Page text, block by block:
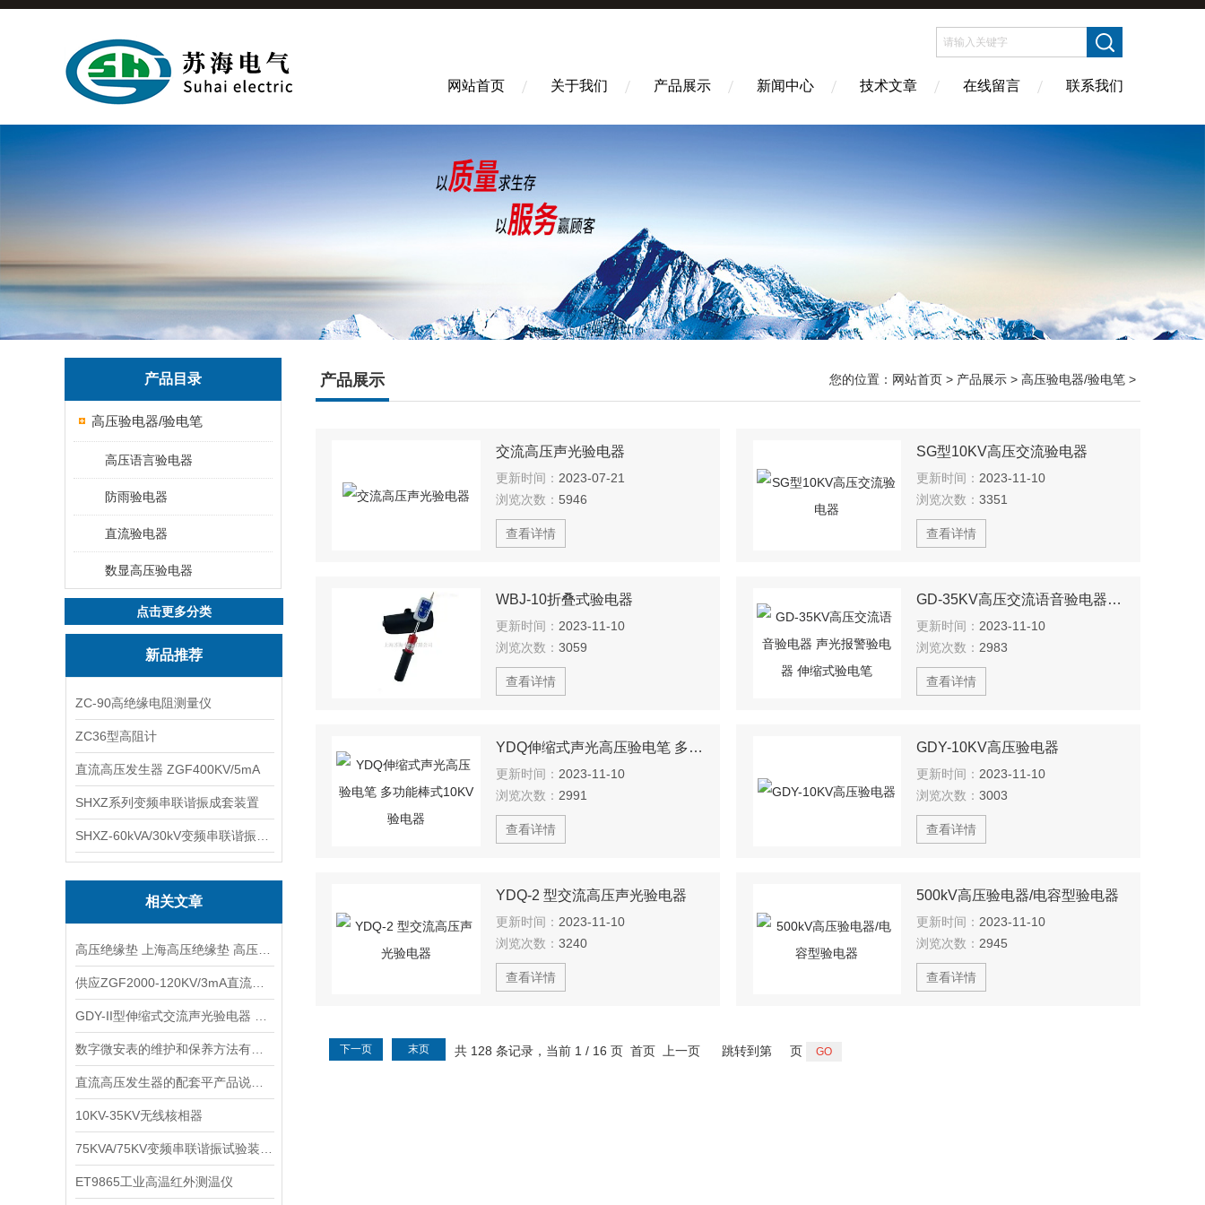
网站首页 关于我们 产品展示 新闻中心 技术文章 在线留言 联系我们
产品目录
高压验电器/验电笔
高压语言验电器
防雨验电器
直流验电器
数显高压验电器
点击更多分类
新品推荐
ZC-90高绝缘电阻测量仪
ZC36型高阻计
直流高压发生器 ZGF400KV/5mA
SHXZ系列变频串联谐振成套装置
相关文章
10KV-35KV无线核相器
ET9865工业高温红外测温仪
产品展示 您的位置： 网站首页 > 产品展示 > 高压验电器/验电笔 >
交流高压声光验电器
更新时间： 2023-07-21
浏览次数： 5946
查看详情
SG型10KV高压交流验电器
更新时间： 2023-11-10
浏览次数： 3351
查看详情
WBJ-10折叠式验电器
更新时间： 2023-11-10
浏览次数： 3059
查看详情
GD-35KV高压交流语音验电器 声光报警验电器 伸缩式验电笔
更新时间： 2023-11-10
浏览次数： 2983
查看详情
YDQ伸缩式声光高压验电笔 多功能棒式10KV验电器
更新时间： 2023-11-10
浏览次数： 2991
查看详情
GDY-10KV高压验电器
更新时间： 2023-11-10
浏览次数： 3003
查看详情
YDQ-2 型交流高压声光验电器
更新时间： 2023-11-10
浏览次数： 3240
查看详情
500kV高压验电器/电容型验电器
更新时间： 2023-11-10
浏览次数： 2945
查看详情
共 128 条记录，当前 1 / 16 页 首页 上一页
下一页 末页 跳转到第 页